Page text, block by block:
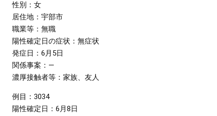
性別：女
居住地：宇部市
職業等：無職
陽性確定日の症状：無症状
発症日：6月5日
関係事案：―
濃厚接触者等：家族、友人
例目：3034
陽性確定日：6月8日